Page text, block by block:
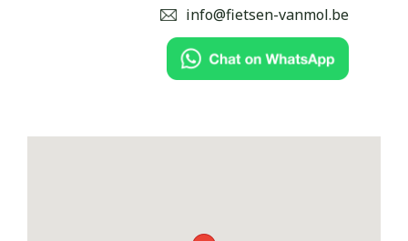
info@fietsen-vanmol.be